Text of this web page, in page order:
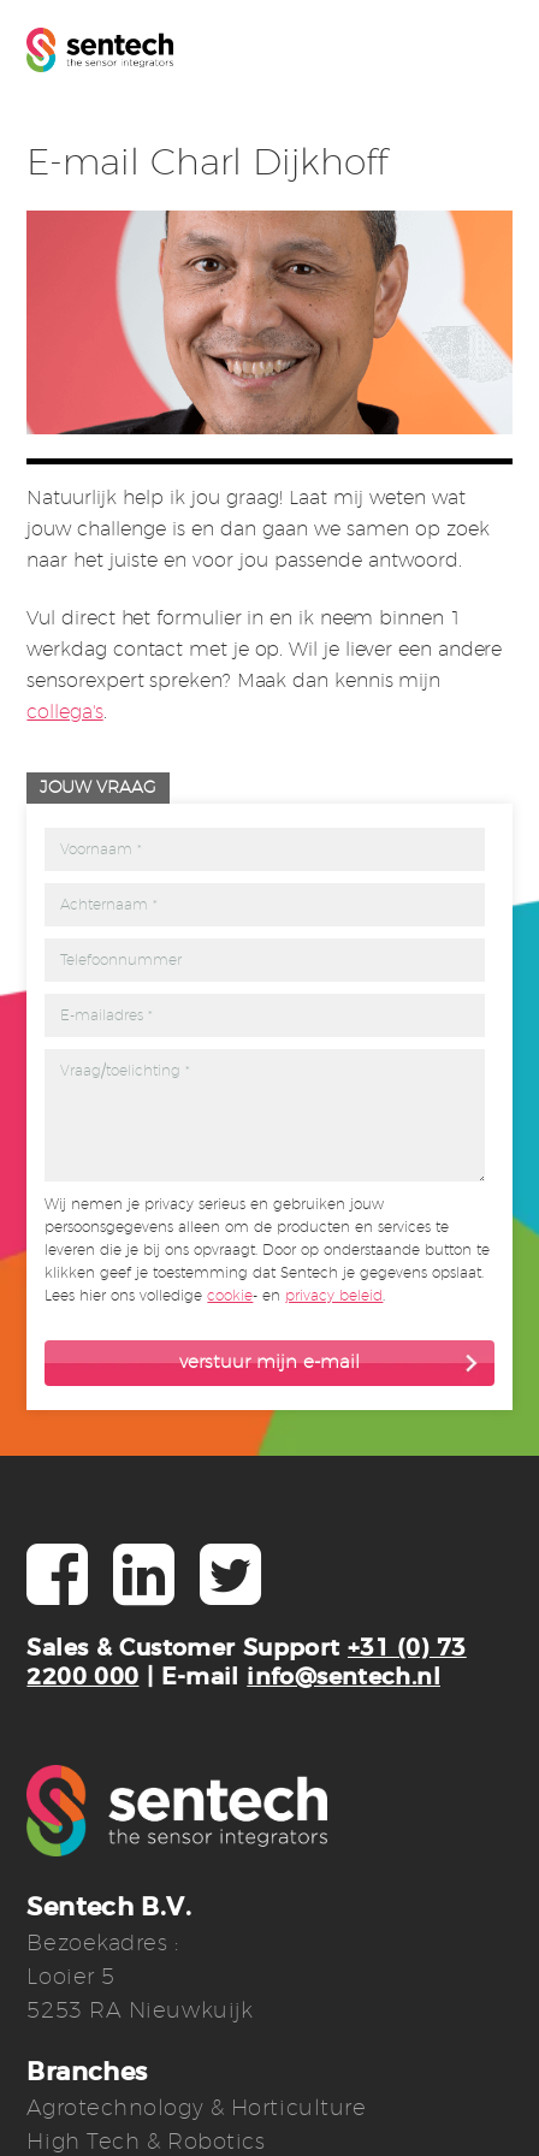
E-mail Charl Dijkhoff
Natuurlijk help ik jou graag! Laat mij weten wat
jouw challenge is en dan gaan we samen op zoek
naar het juiste en voor jou passende antwoord.
Vul direct het formulier in en ik neem binnen 1
werkdag contact met je op. Wil je liever een andere
sensorexpert spreken? Maak dan kennis mijn
collega's.
JOUW VRAAG
Wij nemen je privacy serieus en gebruiken jouw
persoonsgegevens alleen om de producten en services te
leveren die je bij ons opvraagt. Door op onderstaande button te
klikken geef je toestemming dat Sentech je gegevens opslaat.
Lees hier ons volledigecookie- en privacy beleid
Sales & Customer Support +31 (0) 73
2200 000 | E-mail info@sentech.nl
Sentech B.V.
Bezoekadres :
Looier 5
5253 RA Nieuwkuijk
Branches
Agrotechnology & Horticulture
High Tech & Robotics